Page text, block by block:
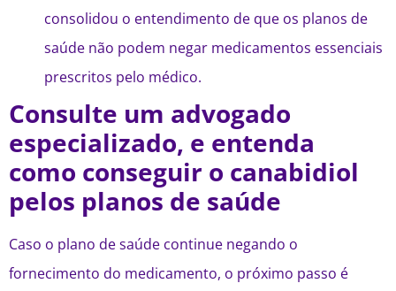
consolidou o entendimento de que os planos de
saúde não podem negar medicamentos essenciais
prescritos pelo médico.
Consulte um advogado
especializado, e entenda
como conseguir o canabidiol
pelos planos de saúde
Caso o plano de saúde continue negando o
fornecimento do medicamento, o próximo passo é